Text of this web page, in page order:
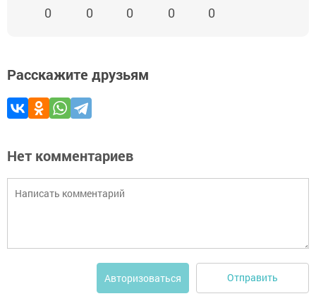
0 0 0 0 0
Расскажите друзьям
Нет комментариев
Авторизоваться Отправить